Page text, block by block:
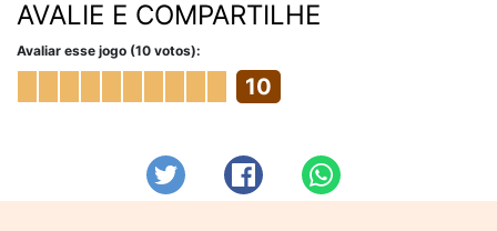
AVALIE E COMPARTILHE
Avaliar esse jogo (10 votos):
10